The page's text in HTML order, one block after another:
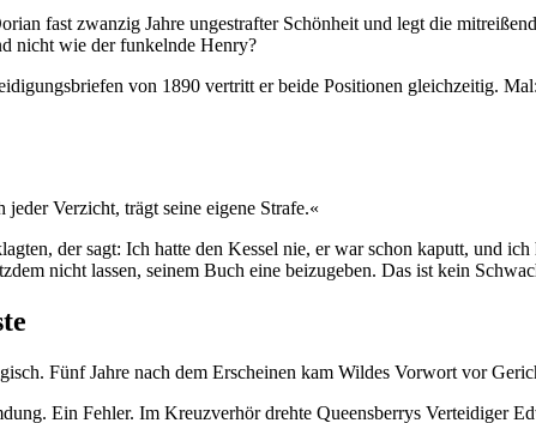
fast zwanzig Jahre ungestrafter Schönheit und legt die
nicht wie der funkelnde Henry?
von 1890 vertritt er beide Positionen gleichzeitig. Mal:
Verzicht, trägt seine eigene Strafe.«
der sagt: Ich hatte den Kessel nie, er war schon kaputt, und
nicht lassen, seinem Buch eine beizugeben. Das ist kein
Fünf Jahre nach dem Erscheinen kam Wildes Vorwort vor
Ein Fehler. Im Kreuzverhör drehte Queensberrys Verteidiger